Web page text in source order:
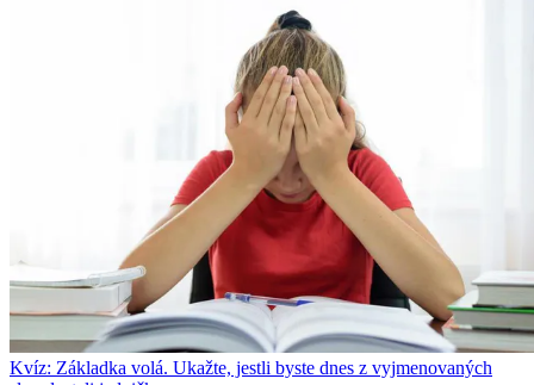
Kvíz: Základka volá. Ukažte, jestli byste dnes z vyjmenovaných